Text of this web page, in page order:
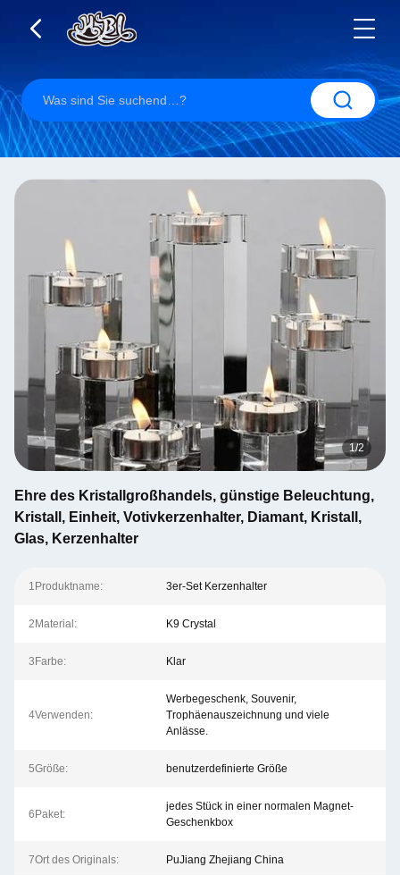
1/2
Ehre des Kristallgroßhandels, günstige Beleuchtung,
Kristall, Einheit, Votivkerzenhalter, Diamant, Kristall,
Glas, Kerzenhalter
1Produktname: 3er-Set Kerzenhalter
2Material: K9 Crystal
3Farbe: Klar
4Verwenden:
Werbegeschenk, Souvenir,
Trophäenauszeichnung und viele
Anlässe.
5Größe: benutzerdefinierte Größe
6Paket:
jedes Stück in einer normalen Magnet-
Geschenkbox
7Ort des Originals: PuJiang Zhejiang China